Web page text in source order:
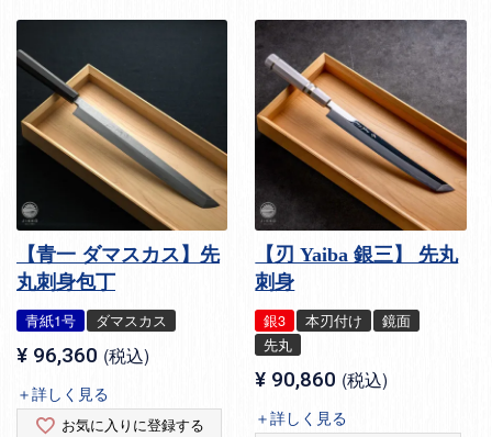
【青一 ダマスカス】先
丸刺身包丁
青紙1号 ダマスカス
¥ 96,360 税込
＋詳しく見る
お気に入りに登録する
【刃 Yaiba 銀三】 先丸
刺身
銀3 本刃付け
鏡面
先丸
¥ 90,860 税込
＋詳しく見る